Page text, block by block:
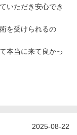
いただき安心でき
を受けられるの
本当に来て良かっ
2025-08-22